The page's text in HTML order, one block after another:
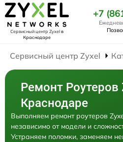
Сервисный центр Zyxelв
Краснодаре
+7
Сервисный центр Zyxel
Ремонт Роутеров
Краснодаре
Выполняем ремонт роутеров
независимо от модели и
Устраняем поломки, заменяем